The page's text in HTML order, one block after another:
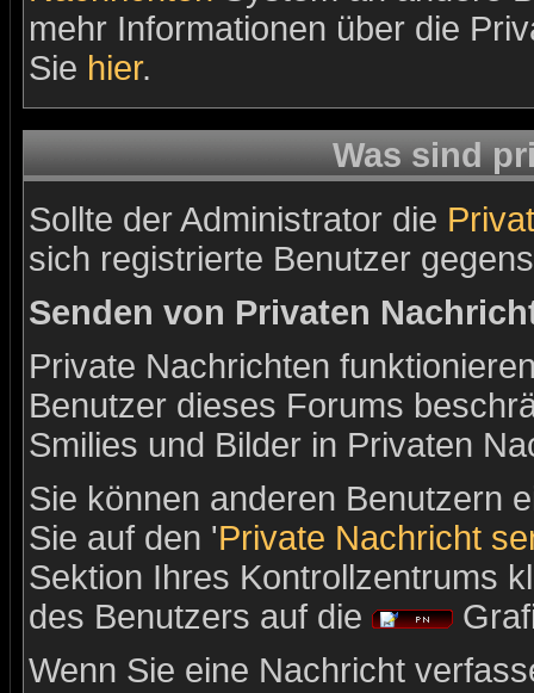
mehr Informationen über die
Sie hier.
Was sind
Sollte der Administrator die
sich registrierte Benutzer
Senden von Privaten
Private Nachrichten
Benutzer dieses Forums
Smilies und Bilder in Privaten
Sie können anderen Benutzern
Sie auf den 'Private Nachricht
Sektion Ihres Kontrollzentrums
des Benutzers auf die
Wenn Sie eine Nachricht